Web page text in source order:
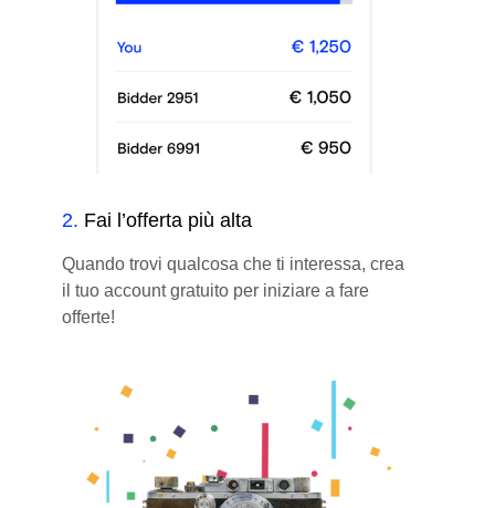
2. Fai l’offerta più alta
Quando trovi qualcosa che ti interessa, crea
il tuo account gratuito per iniziare a fare
offerte!